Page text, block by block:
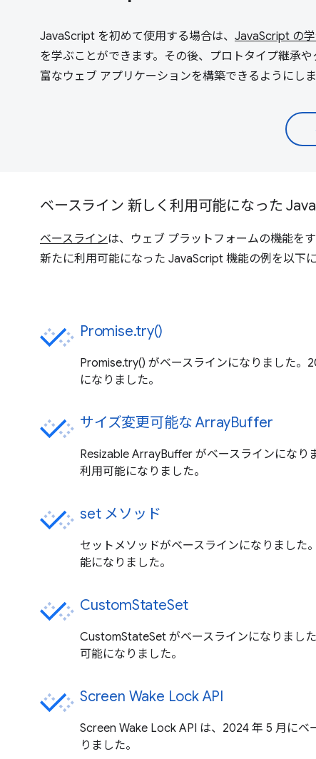
JavaScript を初めて使用する場合は、 JavaScript の
を学ぶことができます。その後、プロトタイプ継承
富なウェブ アプリケーションを構築できるようにしま
ベースライン 新しく利用可能になった
ベースラインは、ウェブ プラットフォームの機能を
新たに利用可能になった JavaScript 機能の例を以下に
Promise.try()
Promise.try() がベースラインになりました。
になりました。
サイズ変更可能な ArrayBuffer
Resizable ArrayBuffer がベースラインになり
利用可能になりました。
set メソッド
セットメソッドがベースラインになりました
能になりました。
CustomStateSet
CustomStateSet がベースラインになりまし
可能になりました。
Screen Wake Lock API
Screen Wake Lock API は、2024 年 5 月にベ
りました。